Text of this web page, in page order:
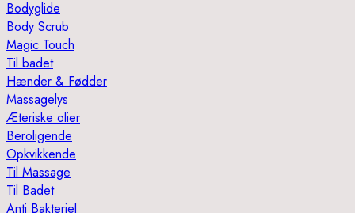
Bodyglide
Body Scrub
Magic Touch
Til badet
Hænder & Fødder
Massagelys
Æteriske olier
Beroligende
Opkvikkende
Til Massage
Til Badet
Anti Bakteriel